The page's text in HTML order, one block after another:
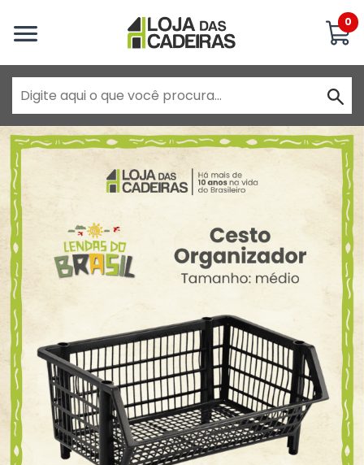
0
Inicie uma conversa
Goiânia - Jardim América
Goiânia - Campinas
Anápolis - Jundiaí
Brasília - ADE Águas Claras
Brasília - Asa Sul
Goiânia - Jardim América II
Belo Horizonte - Belo Horizonte